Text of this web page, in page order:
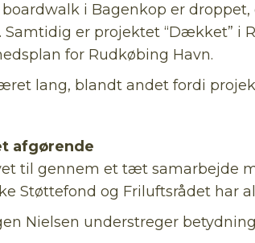
i Bagenkop er
Samtidig er projektet “Dækket” i
for Rudkøbing Havn.
lang, blandt andet fordi
afgørende
til gennem et tæt samarbejde
Støttefond og Friluftsrådet har
Nielsen understreger